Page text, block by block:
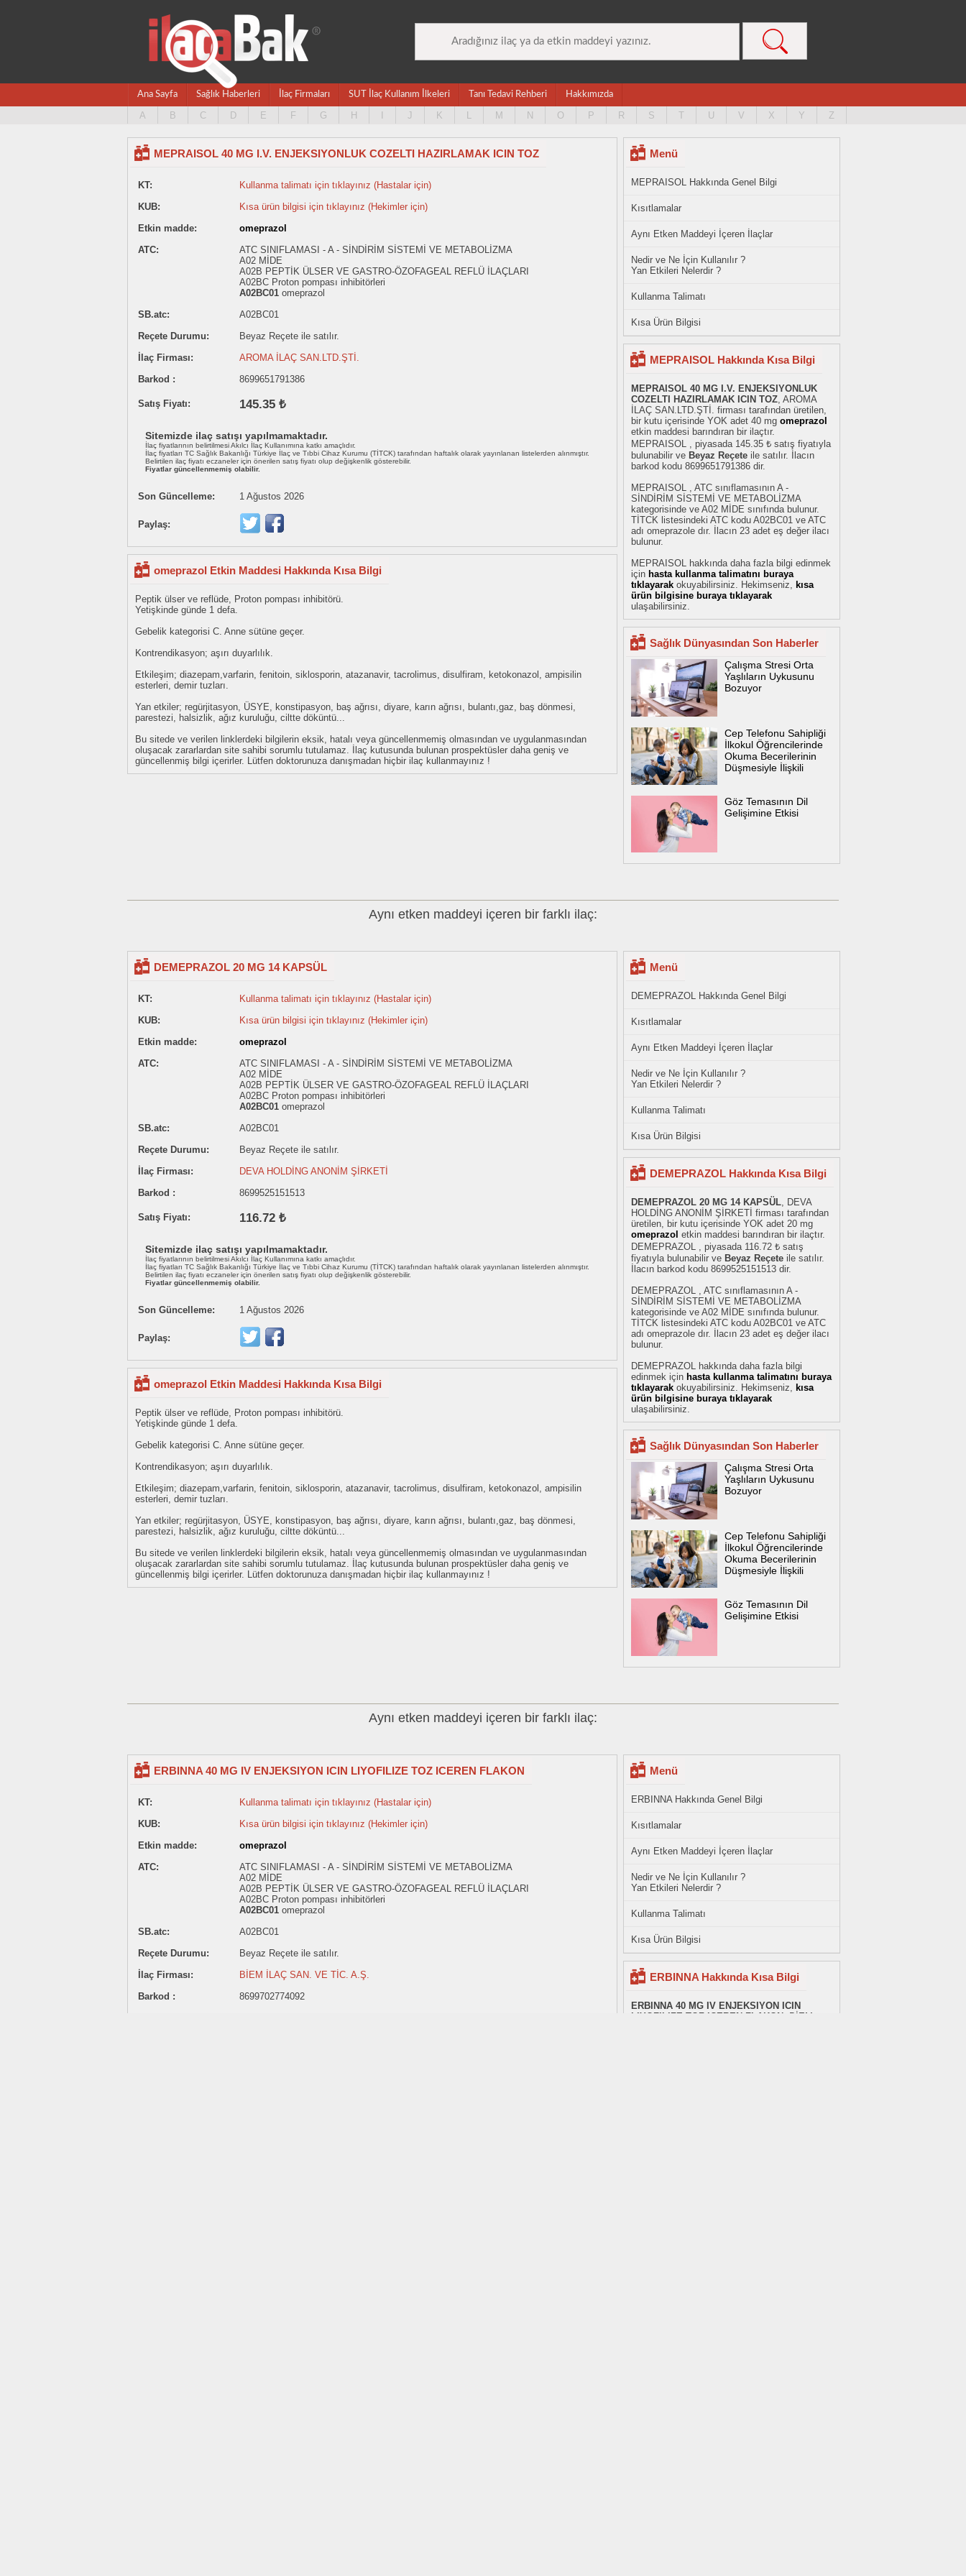
Ana Sayfa Sağlık Haberleri İlaç Firmaları SUT İlaç Kullanım İlkeleri Tanı Tedavi Rehberi Hakkımızda
A B C D E F G H J K L M N O P R S T U V X Y Z
MEPRAISOL 40 MG I.V. ENJEKSIYONLUK COZELTI HAZIRLAMAK ICIN TOZ
KT:
Kullanma talimatı için tıklayınız (Hastalar için)
KUB:
Kısa ürün bilgisi için tıklayınız (Hekimler için)
Etkin madde:
omeprazol
ATC:
ATC SINIFLAMASI - A - SİNDİRİM SİSTEMİ VE METABOLİZMA
A02 MİDE
A02B PEPTİK ÜLSER VE GASTRO-ÖZOFAGEAL REFLÜ İLAÇLARI
A02BC Proton pompası inhibitörleri
A02BC01 omeprazol
SB.atc:
A02BC01
Reçete Durumu:
Beyaz Reçete ile satılır.
İlaç Firması:
AROMA İLAÇ SAN.LTD.ŞTİ.
Barkod :
8699651791386
Satış Fiyatı: 145.35 ₺
Sitemizde ilaç satışı yapılmamaktadır.
İlaç fiyatlarının belirtilmesi Akılcı İlaç Kullanımına katkı amaçlıdır.
İlaç fiyatları TC Sağlık Bakanlığı Türkiye İlaç ve Tıbbi Cihaz Kurumu (TİTCK) tarafından haftalık olarak yayınlanan listelerden alınmıştır.
Belirtilen ilaç fiyatı eczaneler için önerilen satış fiyatı olup değişkenlik gösterebilir.
Fiyatlar güncellenmemiş olabilir.
Son Güncelleme: 1 Ağustos 2026
Paylaş:
omeprazol Etkin Maddesi Hakkında Kısa Bilgi
Peptik ülser ve reflüde, Proton pompası inhibitörü.
Yetişkinde günde 1 defa.
Gebelik kategorisi C. Anne sütüne geçer.
Kontrendikasyon; aşırı duyarlılık.
Etkileşim; diazepam,varfarin, fenitoin, siklosporin, atazanavir, tacrolimus, disulfiram, ketokonazol, ampisilin
esterleri, demir tuzları.
Yan etkiler; regürjitasyon, ÜSYE, konstipasyon, baş ağrısı, diyare, karın ağrısı, bulantı,gaz, baş dönmesi,
parestezi, halsizlik, ağız kuruluğu, ciltte döküntü...
Bu sitede ve verilen linklerdeki bilgilerin eksik, hatalı veya güncellenmemiş olmasından ve uygulanmasından
oluşacak zararlardan site sahibi sorumlu tutulamaz. İlaç kutusunda bulunan prospektüsler daha geniş ve
güncellenmiş bilgi içerirler. Lütfen doktorunuza danışmadan hiçbir ilaç kullanmayınız !
Menü
MEPRAISOL Hakkında Genel Bilgi
Kısıtlamalar
Aynı Etken Maddeyi İçeren İlaçlar
Nedir ve Ne İçin Kullanılır ?
Yan Etkileri Nelerdir ?
Kullanma Talimatı
Kısa Ürün Bilgisi
MEPRAISOL Hakkında Kısa Bilgi
MEPRAISOL 40 MG I.V. ENJEKSIYONLUK
COZELTI HAZIRLAMAK ICIN TOZ, AROMA
İLAÇ SAN.LTD.ŞTİ. firması tarafından üretilen,
bir kutu içerisinde YOK adet 40 mg omeprazol
etkin maddesi barındıran bir ilaçtır.
MEPRAISOL , piyasada 145.35 ₺ satış fiyatıyla
bulunabilir ve Beyaz Reçete ile satılır. İlacın
barkod kodu 8699651791386 dir.
MEPRAISOL , ATC sınıflamasının A -
SİNDİRİM SİSTEMİ VE METABOLİZMA
kategorisinde ve A02 MİDE sınıfında bulunur.
TİTCK listesindeki ATC kodu A02BC01 ve ATC
adı omeprazole dır. İlacın 23 adet eş değer ilacı
bulunur.
MEPRAISOL hakkında daha fazla bilgi edinmek
için hasta kullanma talimatını buraya
tıklayarak okuyabilirsiniz. Hekimseniz, kısa
ürün bilgisine buraya tıklayarak
ulaşabilirsiniz.
Sağlık Dünyasından Son Haberler
Çalışma Stresi Orta
Yaşlıların Uykusunu
Bozuyor
Cep Telefonu Sahipliği
İlkokul Öğrencilerinde
Okuma Becerilerinin
Düşmesiyle İlişkili
Göz Temasının Dil
Gelişimine Etkisi
Aynı etken maddeyi içeren bir farklı ilaç:
DEMEPRAZOL 20 MG 14 KAPSÜL
KT:
Kullanma talimatı için tıklayınız (Hastalar için)
KUB:
Kısa ürün bilgisi için tıklayınız (Hekimler için)
Etkin madde:
omeprazol
ATC:
ATC SINIFLAMASI - A - SİNDİRİM SİSTEMİ VE METABOLİZMA
A02 MİDE
A02B PEPTİK ÜLSER VE GASTRO-ÖZOFAGEAL REFLÜ İLAÇLARI
A02BC Proton pompası inhibitörleri
A02BC01 omeprazol
SB.atc:
A02BC01
Reçete Durumu:
Beyaz Reçete ile satılır.
İlaç Firması:
DEVA HOLDİNG ANONİM ŞİRKETİ
Barkod :
8699525151513
Satış Fiyatı: 116.72 ₺
Sitemizde ilaç satışı yapılmamaktadır.
İlaç fiyatlarının belirtilmesi Akılcı İlaç Kullanımına katkı amaçlıdır.
İlaç fiyatları TC Sağlık Bakanlığı Türkiye İlaç ve Tıbbi Cihaz Kurumu (TİTCK) tarafından haftalık olarak yayınlanan listelerden alınmıştır.
Belirtilen ilaç fiyatı eczaneler için önerilen satış fiyatı olup değişkenlik gösterebilir.
Fiyatlar güncellenmemiş olabilir.
Son Güncelleme: 1 Ağustos 2026
Paylaş:
omeprazol Etkin Maddesi Hakkında Kısa Bilgi
Peptik ülser ve reflüde, Proton pompası inhibitörü.
Yetişkinde günde 1 defa.
Gebelik kategorisi C. Anne sütüne geçer.
Kontrendikasyon; aşırı duyarlılık.
Etkileşim; diazepam,varfarin, fenitoin, siklosporin, atazanavir, tacrolimus, disulfiram, ketokonazol, ampisilin
esterleri, demir tuzları.
Yan etkiler; regürjitasyon, ÜSYE, konstipasyon, baş ağrısı, diyare, karın ağrısı, bulantı,gaz, baş dönmesi,
parestezi, halsizlik, ağız kuruluğu, ciltte döküntü...
Bu sitede ve verilen linklerdeki bilgilerin eksik, hatalı veya güncellenmemiş olmasından ve uygulanmasından
oluşacak zararlardan site sahibi sorumlu tutulamaz. İlaç kutusunda bulunan prospektüsler daha geniş ve
güncellenmiş bilgi içerirler. Lütfen doktorunuza danışmadan hiçbir ilaç kullanmayınız !
Menü
DEMEPRAZOL Hakkında Genel Bilgi
Kısıtlamalar
Aynı Etken Maddeyi İçeren İlaçlar
Nedir ve Ne İçin Kullanılır ?
Yan Etkileri Nelerdir ?
Kullanma Talimatı
Kısa Ürün Bilgisi
DEMEPRAZOL Hakkında Kısa Bilgi
DEMEPRAZOL 20 MG 14 KAPSÜL, DEVA
HOLDİNG ANONİM ŞİRKETİ firması tarafından
üretilen, bir kutu içerisinde YOK adet 20 mg
omeprazol etkin maddesi barındıran bir ilaçtır.
DEMEPRAZOL , piyasada 116.72 ₺ satış
fiyatıyla bulunabilir ve Beyaz Reçete ile satılır.
İlacın barkod kodu 8699525151513 dir.
DEMEPRAZOL , ATC sınıflamasının A -
SİNDİRİM SİSTEMİ VE METABOLİZMA
kategorisinde ve A02 MİDE sınıfında bulunur.
TİTCK listesindeki ATC kodu A02BC01 ve ATC
adı omeprazole dır. İlacın 23 adet eş değer ilacı
bulunur.
DEMEPRAZOL hakkında daha fazla bilgi
edinmek için hasta kullanma talimatını buraya
tıklayarak okuyabilirsiniz. Hekimseniz, kısa
ürün bilgisine buraya tıklayarak
ulaşabilirsiniz.
Sağlık Dünyasından Son Haberler
Çalışma Stresi Orta
Yaşlıların Uykusunu
Bozuyor
Cep Telefonu Sahipliği
İlkokul Öğrencilerinde
Okuma Becerilerinin
Düşmesiyle İlişkili
Göz Temasının Dil
Gelişimine Etkisi
Aynı etken maddeyi içeren bir farklı ilaç:
ERBINNA 40 MG IV ENJEKSIYON ICIN LIYOFILIZE TOZ ICEREN FLAKON
KT:
Kullanma talimatı için tıklayınız (Hastalar için)
KUB:
Kısa ürün bilgisi için tıklayınız (Hekimler için)
Etkin madde:
omeprazol
ATC:
ATC SINIFLAMASI - A - SİNDİRİM SİSTEMİ VE METABOLİZMA
A02 MİDE
A02B PEPTİK ÜLSER VE GASTRO-ÖZOFAGEAL REFLÜ İLAÇLARI
A02BC Proton pompası inhibitörleri
A02BC01 omeprazol
SB.atc:
A02BC01
Reçete Durumu:
Beyaz Reçete ile satılır.
İlaç Firması:
BİEM İLAÇ SAN. VE TİC. A.Ş.
Barkod :
8699702774092
Menü
ERBINNA Hakkında Genel Bilgi
Kısıtlamalar
Aynı Etken Maddeyi İçeren İlaçlar
Nedir ve Ne İçin Kullanılır ?
Yan Etkileri Nelerdir ?
Kullanma Talimatı
Kısa Ürün Bilgisi
ERBINNA Hakkında Kısa Bilgi
ERBINNA 40 MG IV ENJEKSIYON ICIN
LIYOFILIZE TOZ ICEREN FLAKON , BİEM